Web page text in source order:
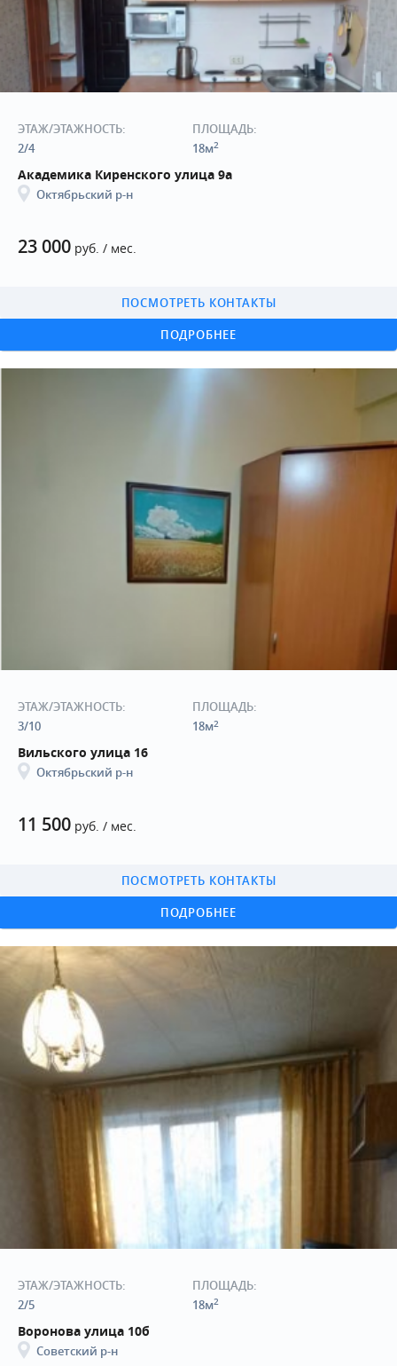
23 000 руб. / мес.
Академика Киренского улица 9а
Октябрьский р-н
ПОДРОБНЕЕ
ПОСМОТРЕТЬ КОНТАКТЫ
ЭТАЖ/ЭТАЖНОСТЬ:
2/4
ПЛОЩАДЬ:
18м2
11 500 руб. / мес.
Вильского улица 16
Октябрьский р-н
ПОДРОБНЕЕ
ПОСМОТРЕТЬ КОНТАКТЫ
ЭТАЖ/ЭТАЖНОСТЬ:
3/10
ПЛОЩАДЬ:
18м2
Воронова улица 10б
Советский р-н
ЭТАЖ/ЭТАЖНОСТЬ:
2/5
ПЛОЩАДЬ:
18м2